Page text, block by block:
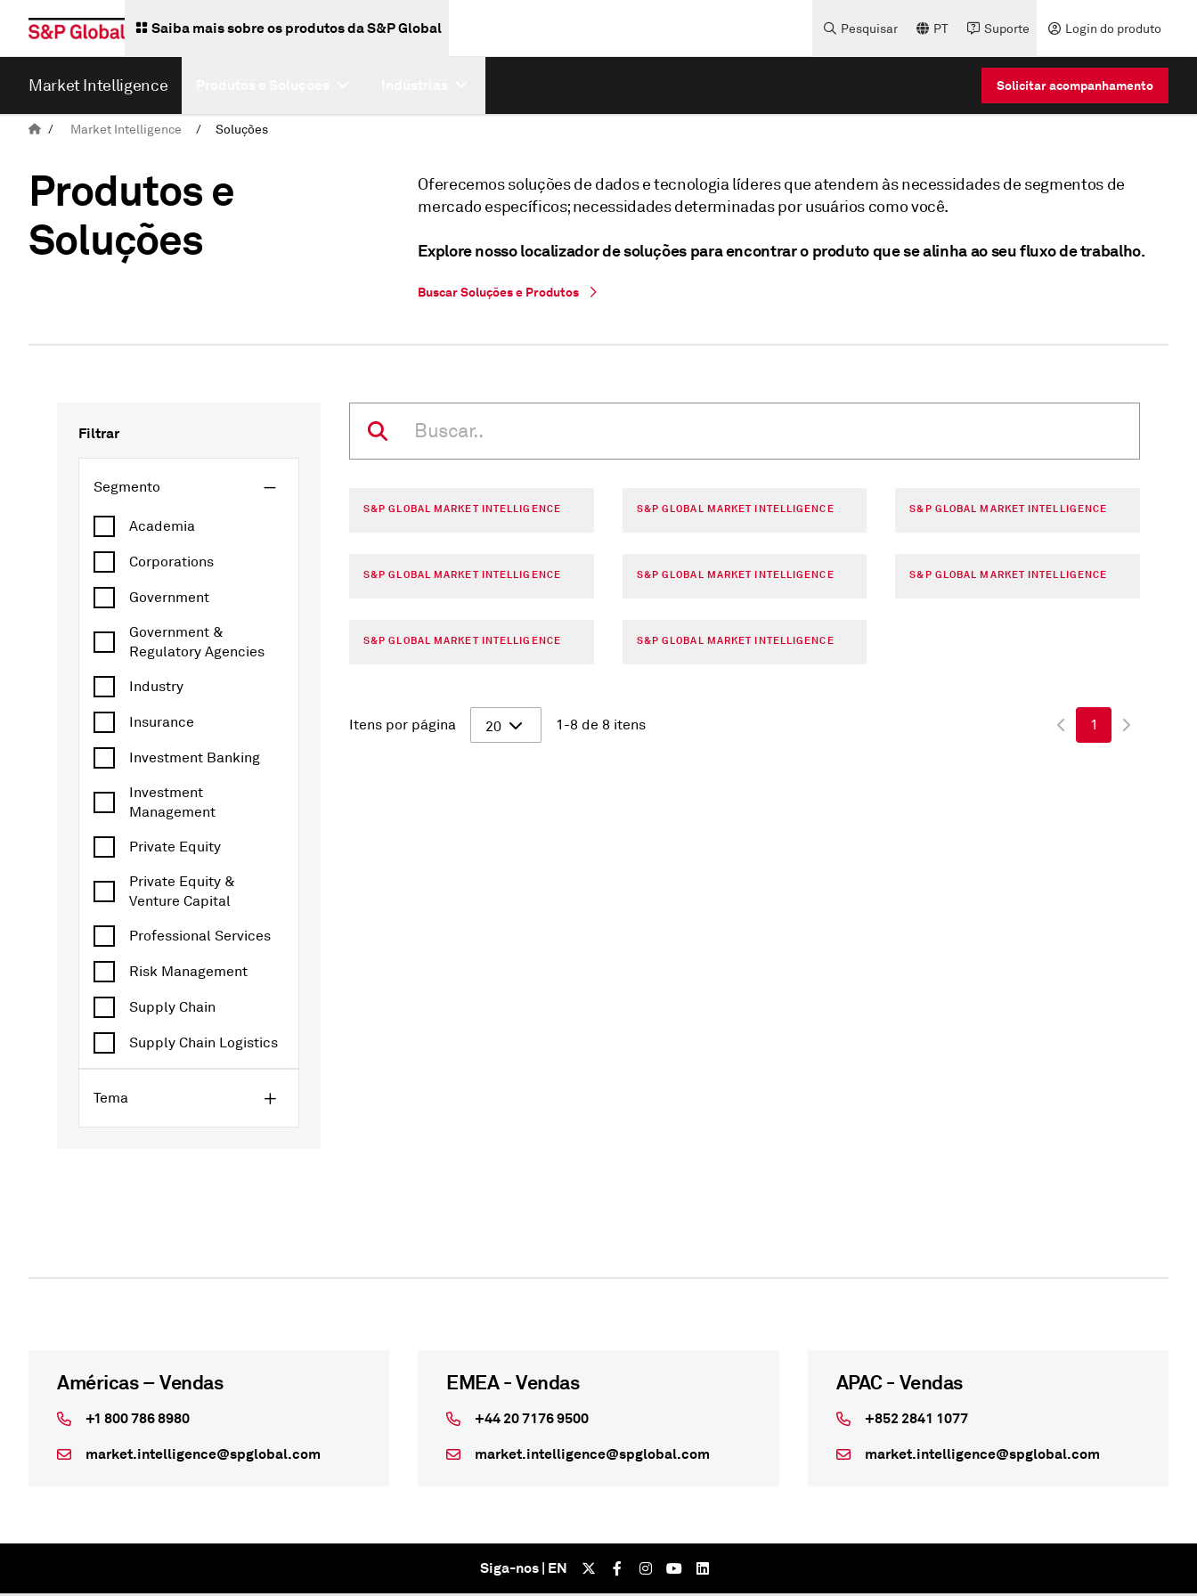
Saiba mais sobre os produtos da S&P Global Pesquisar PT Suporte Login do produto
Market Intelligence Solicitar acompanhamento
/ Market Intelligence / Soluções
Produtos e
Soluções
Oferecemos soluções de dados e tecnologia líderes que atendem às necessidades de segmentos de
mercado específicos; necessidades determinadas por usuários como você.
Explore nosso localizador de soluções para encontrar o produto que se alinha ao seu fluxo de trabalho.
Buscar Soluções e Produtos
Filtrar
Segmento
Academia
Corporations
Government
Government &
Regulatory Agencies
Industry
Insurance
Investment Banking
Investment
Management
Private Equity
Private Equity &
Venture Capital
Professional Services
Risk Management
Supply Chain
Supply Chain Logistics
Tema
S&P GLOBAL MARKET INTELLIGENCE S&P GLOBAL MARKET INTELLIGENCE S&P GLOBAL MARKET INTELLIGENCE
S&P GLOBAL MARKET INTELLIGENCE S&P GLOBAL MARKET INTELLIGENCE S&P GLOBAL MARKET INTELLIGENCE
S&P GLOBAL MARKET INTELLIGENCE S&P GLOBAL MARKET INTELLIGENCE
Itens por página 20 1-8 de 8 itens 1
Américas – Vendas
+1 800 786 8980
market.intelligence@spglobal.com
EMEA - Vendas
+44 20 7176 9500
market.intelligence@spglobal.com
APAC - Vendas
+852 2841 1077
market.intelligence@spglobal.com
Siga-nos | EN